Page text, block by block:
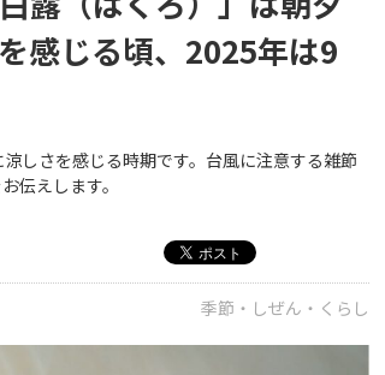
感じる頃、2025年は9
しさを感じる時期です。台風に注意する雑節
伝えします。
季節・しぜん・くらし